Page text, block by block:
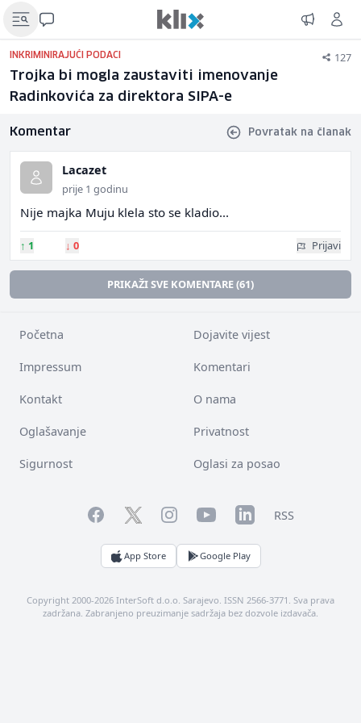
INKRIMINIRAJUĆI PODACI 127
Trojka bi mogla zaustaviti imenovanje
Radinkovića za direktora SIPA-e
Komentar Povratak na članak
Lacazet
prije 1 godinu
Nije majka Muju klela sto se kladio...
↑ 1 ↓ 0 Prijavi
PRIKAŽI SVE KOMENTARE (61)
Početna Dojavite vijest
Impressum Komentari
Kontakt O nama
Oglašavanje Privatnost
Sigurnost Oglasi za posao
FacebookTwitterInstagramYouTubeLinkedInRSS
App Store Google Play
Copyright 2000-2026 InterSoft d.o.o. Sarajevo. ISSN 2566-3771. Sva prava
zadržana. Zabranjeno preuzimanje sadržaja bez dozvole izdavača.